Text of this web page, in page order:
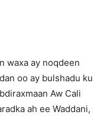
waxa ay noqdeen
oo ay bulshadu ku
Aw Cali
ah ee Waddani,